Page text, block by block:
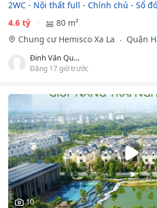
2WC - Nội thất full - Chính chủ - Sổ đỏ
4.6 tỷ
80 m²
Chung cư Hemisco Xa La
Quận
Đinh Văn Quang
Đăng 17 giờ trước
10